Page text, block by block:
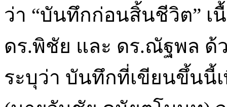
ว่า “บันทึกก่อนสิ้นชีวิต” เ
ดร.พิชัย และ ดร.ณัฐพล ด้
ระบุว่า บันทึกที่เขียนขึ้นนี้